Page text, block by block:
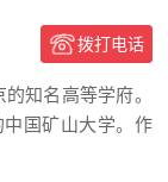
拨打电话
知名高等学府。
国矿山大学。作